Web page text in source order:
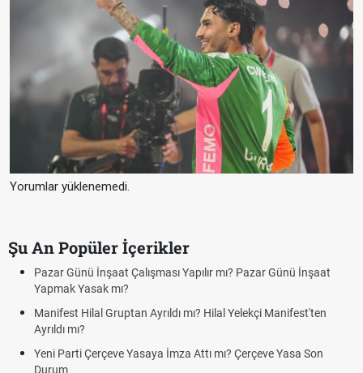
Yorumlar yüklenemedi.
Şu An Popüler İçerikler
mı? Pazar Günü İnşaat
Yelekçi Manifest'ten
mı? Çerçeve Yasa Son
Bedelli askerlik çarşı izni var mı?
cumartesi-pazar günü kaça kadar
Cumartesi ve Pazar Detayı